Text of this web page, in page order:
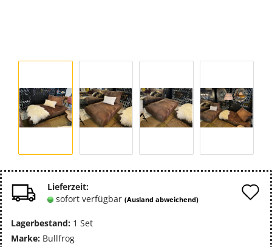
Lieferzeit:
sofort verfügbar (Ausland abweichend)
Lagerbestand: 1 Set
Marke: Bullfrog